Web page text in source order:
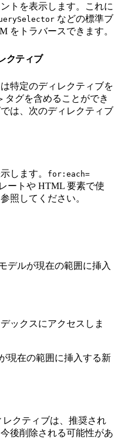
トを表示します。これに
などの標準ブ
をトラバースできます。
クティブ
特定のディレクティブを
タグを含めることができ
は、次のディレクティブ
します。
for:each=
ートや HTML 要素で使
照してください。
デルが現在の範囲に挿入
ックスにアクセスしま
現在の範囲に挿入する新
レクティブは、推奨され
後削除される可能性があ